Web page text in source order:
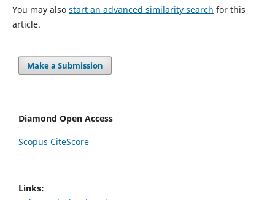
You may also start an advanced similarity search for this
article.
Make a Submission
Diamond Open Access
Scopus CiteScore
Links: